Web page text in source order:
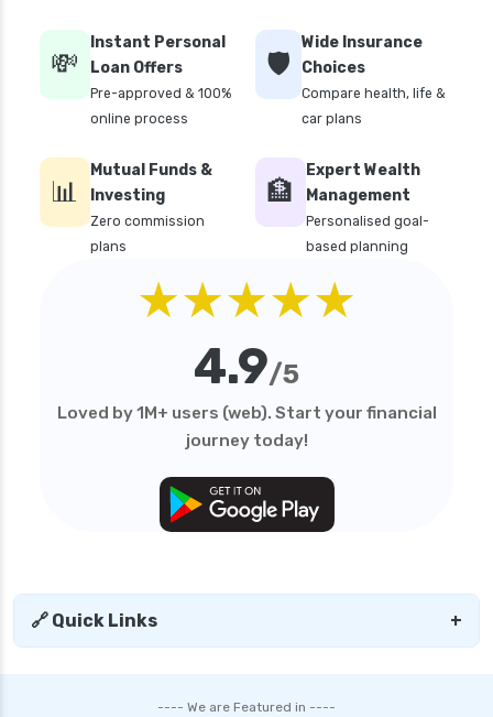
💸
Instant Personal
Loan Offers
Pre-approved & 100%
online process
🛡️
Wide Insurance
Choices
Compare health, life &
car plans
📊
Mutual Funds &
Investing
Zero commission
plans
🏦
Expert Wealth
Management
Personalised goal-
based planning
★★★★★
4.9/5
Loved by 1M+ users (web). Start your financial
journey today!
🔗 Quick Links +
---- We are Featured in ----